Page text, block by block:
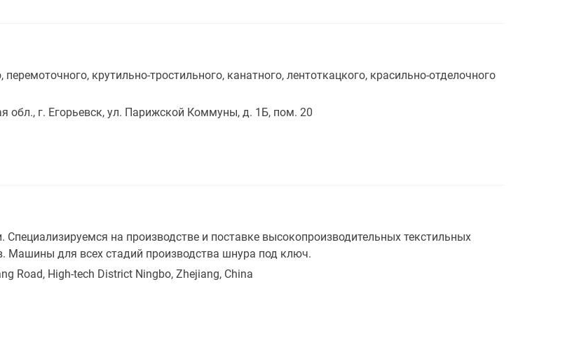
перемоточного, крутильно-тростильного, канатного, лентоткацкого, красильно-отделочного
обл., г. Егорьевск, ул. Парижской Коммуны, д. 1Б, пом. 20
Специализируемся на производстве и поставке высокопроизводительных текстильных
Машины для всех стадий производства шнура под ключ.
Road, High-tech District Ningbo, Zhejiang, China